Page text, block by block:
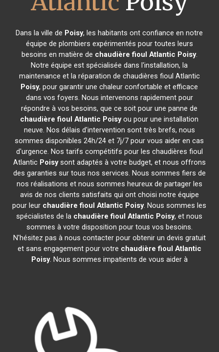
Dans la ville de Poisy, les habitants ont confiance en notre
équipe de plombiers expérimentés pour toutes leurs
besoins en matière de chaudière fioul Atlantic Poisy.
Notre équipe est spécialisée dans l'installation, la
maintenance et la réparation de chaudières fioul Atlantic
Poisy, pour garantir une chaleur confortable et efficace
dans vos foyers. Nous intervenons rapidement pour
répondre à vos besoins, que ce soit pour une panne de
chaudière fioul Atlantic Poisyou pour une installation
neuve. Nos délais d'intervention sont très brefs, nous
sommes disponibles 24h/24 et 7j/7 pour vous aider en cas
d'urgence. Nos tarifs compétitifs pour les chaudières fioul
Atlantic Poisysont adaptés à votre budget, et nous offrons
des garanties sur tous nos services. Nous sommes fiers de
nos réalisations et nous sommes heureux de partager les
avis de nos clients satisfaits qui ont choisi notre équipe
pour leur chaudière fioul Atlantic Poisy. Nous sommes les
spécialistes de la chaudière fioul Atlantic Poisy, et nous
sommes à votre disposition pour tous vos besoins.
N'hésitez pas à nous contacter pour obtenir un devis gratuit
et sans engagement pour votre chaudière fioul Atlantic
Poisy. Nous sommes impatients de vous aider à